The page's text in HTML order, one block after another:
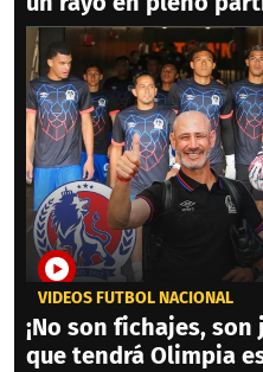
VIDEOS FÚTBOL NACIONAL
¡No son fichajes, son
que tendrá Olimpia